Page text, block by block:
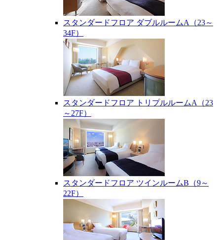
スタンダードフロア ダブルルームA（23～
34F）
スタンダードフロア トリプルルームA（23
～27F）
スタンダードフロア ツインルームB（9～
22F）